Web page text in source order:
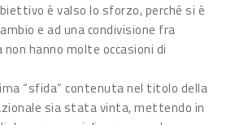
è valso lo sforzo, perché si è
e ad una condivisione fra
hanno molte occasioni di
“sfida” contenuta nel titolo della
sia stata vinta, mettendo in